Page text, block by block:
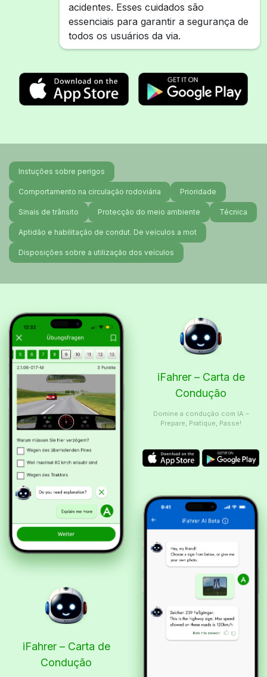
acidentes. Esses cuidados são
essenciais para garantir a segurança de
todos os usuários da via.
Instuções sobre perigos
Comportamento na circulação rodoviária Prioridade
Sinais de trânsito Protecção do meio ambiente Técnica
Aptidão e habilitação de condut. De veículos a mot
Disposições sobre a utilização dos veículos
iFahrer – Carta de
Condução
iFahrer – Carta de
Condução
Domine a condução com IA –
Prepare, Pratique, Passe!